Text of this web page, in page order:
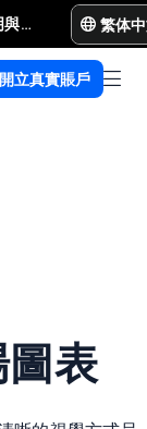
說明與支援 繁体
開立真實賬戶
表​